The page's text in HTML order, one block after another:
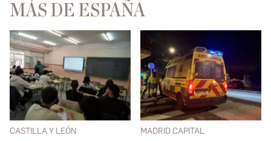
MÁS DE ESPAÑA
CASTILLA Y LEÓN MADRID CAPITAL